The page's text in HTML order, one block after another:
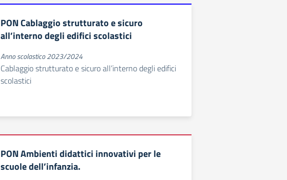
PON Cablaggio strutturato e sicuro
all’interno degli edifici scolastici
Anno scolastico 2023/2024
Cablaggio strutturato e sicuro all’interno degli edifici
scolastici
PON Ambienti didattici innovativi per le
scuole dell’infanzia.